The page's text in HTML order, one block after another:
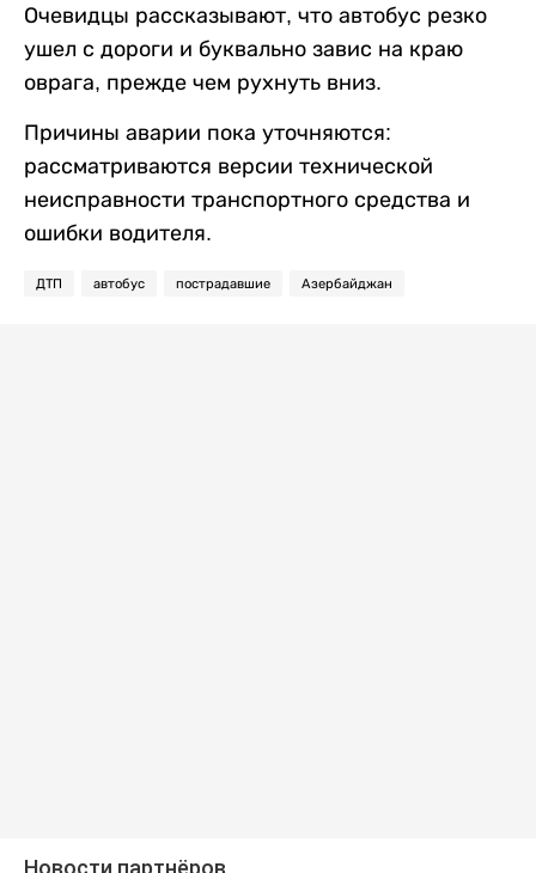
Очевидцы рассказывают, что автобус резко
ушел с дороги и буквально завис на краю
оврага, прежде чем рухнуть вниз.
Причины аварии пока уточняются:
рассматриваются версии технической
неисправности транспортного средства и
ошибки водителя.
ДТП автобус пострадавшие Азербайджан